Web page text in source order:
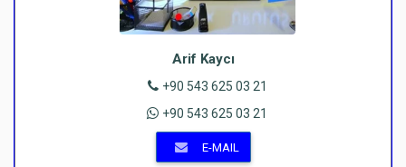
Arif Kaycı
+90 543 625 03 21
+90 543 625 03 21
E-MAIL